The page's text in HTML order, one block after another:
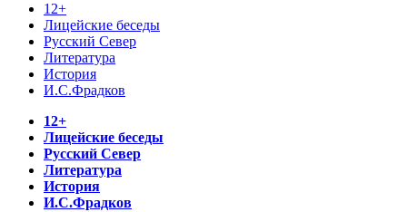
12+
Лицейские беседы
Русский Север
Литература
История
И.С.Фрадков
12+
Лицейские беседы
Русский Север
Литература
История
И.С.Фрадков